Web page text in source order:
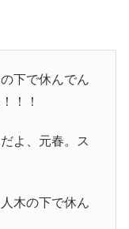
下で休んでん
！！
よ、元春。ス
木の下で休ん